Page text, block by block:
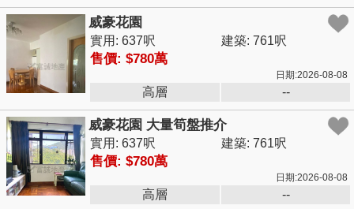
威豪花園
實用: 637呎 建築: 761呎
售價: $780萬
日期:2026-08-08
高層 --
威豪花園 大量筍盤推介
實用: 637呎 建築: 761呎
售價: $780萬
日期:2026-08-08
高層 --